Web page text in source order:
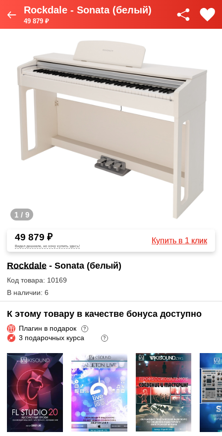
Rockdale - Sonata (белый)
49 879 ₽
1 / 9
49 879 ₽
Видел дешевле, но хочу купить здесь!
Купить в 1 клик
Rockdale - Sonata (белый)
Код товара: 10169
В наличии: 6
К этому товару в качестве бонуса доступно
Плагин в подарок ?
3 подарочных курса ?